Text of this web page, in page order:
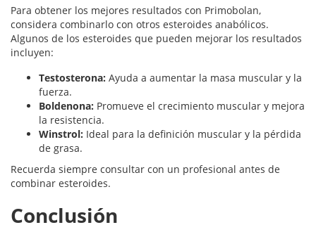
Para obtener los mejores resultados con Primobolan,
considera combinarlo con otros esteroides anabólicos.
Algunos de los esteroides que pueden mejorar los resultados
incluyen:
Testosterona: Ayuda a aumentar la masa muscular y la
fuerza.
Boldenona: Promueve el crecimiento muscular y mejora
la resistencia.
Winstrol: Ideal para la definición muscular y la pérdida
de grasa.
Recuerda siempre consultar con un profesional antes de
combinar esteroides.
Conclusión